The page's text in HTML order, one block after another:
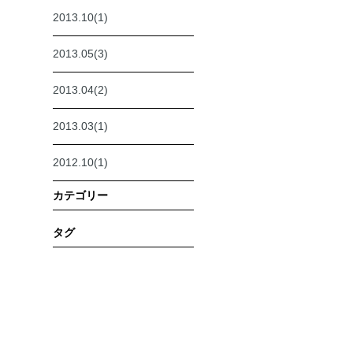
2013.10(1)
2013.05(3)
2013.04(2)
2013.03(1)
2012.10(1)
カテゴリー
タグ